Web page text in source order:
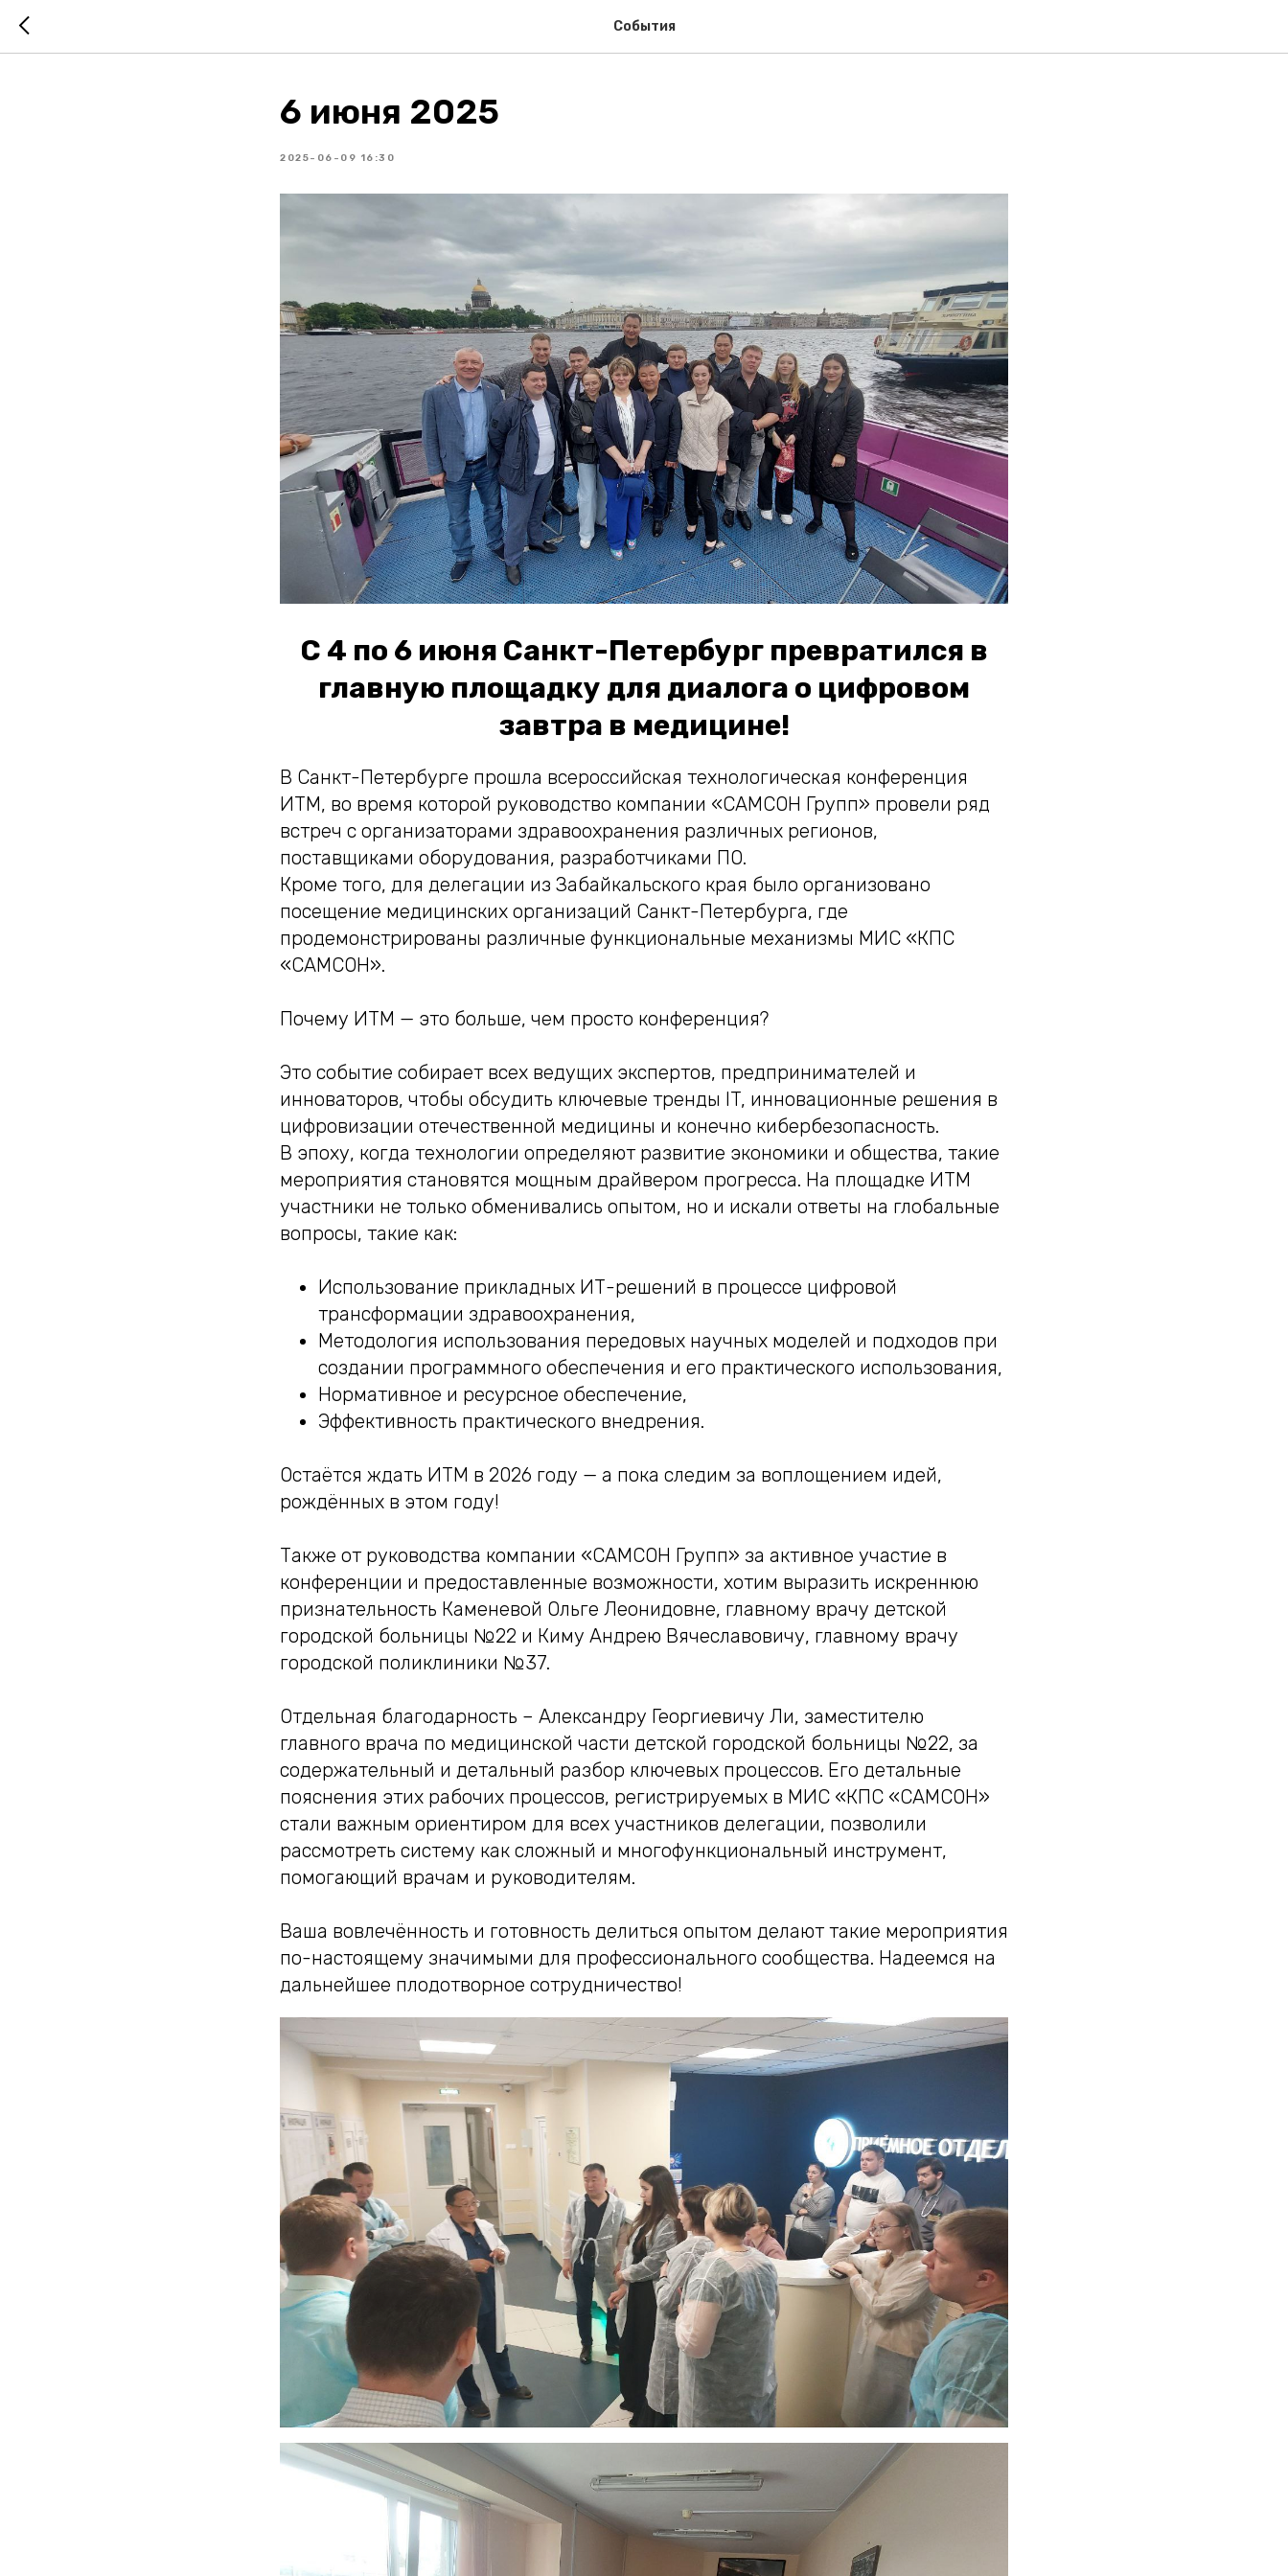
События
6 июня 2025
2025-06-09 16:30
С 4 по 6 июня Санкт-Петербург превратился в
главную площадку для диалога о цифровом
завтра в медицине!
В Санкт-Петербурге прошла всероссийская технологическая конференция
ИТМ, во время которой руководство компании «САМСОН Групп» провели ряд
встреч с организаторами здравоохранения различных регионов,
поставщиками оборудования, разработчиками ПО.
Кроме того, для делегации из Забайкальского края было организовано
посещение медицинских организаций Санкт-Петербурга, где
продемонстрированы различные функциональные механизмы МИС «КПС
«САМСОН».
Почему ИТМ — это больше, чем просто конференция?
Это событие собирает всех ведущих экспертов, предпринимателей и
инноваторов, чтобы обсудить ключевые тренды IT, инновационные решения в
цифровизации отечественной медицины и конечно кибербезопасность.
В эпоху, когда технологии определяют развитие экономики и общества, такие
мероприятия становятся мощным драйвером прогресса. На площадке ИТМ
участники не только обменивались опытом, но и искали ответы на глобальные
вопросы, такие как:
Использование прикладных ИТ-решений в процессе цифровой
трансформации здравоохранения,
Методология использования передовых научных моделей и подходов при
создании программного обеспечения и его практического использования,
Нормативное и ресурсное обеспечение,
Эффективность практического внедрения.
Остаётся ждать ИТМ в 2026 году — а пока следим за воплощением идей,
рождённых в этом году!
Также от руководства компании «САМСОН Групп» за активное участие в
конференции и предоставленные возможности, хотим выразить искреннюю
признательность Каменевой Ольге Леонидовне, главному врачу детской
городской больницы №22 и Киму Андрею Вячеславовичу, главному врачу
городской поликлиники №37.
Отдельная благодарность – Александру Георгиевичу Ли, заместителю
главного врача по медицинской части детской городской больницы №22, за
содержательный и детальный разбор ключевых процессов. Его детальные
пояснения этих рабочих процессов, регистрируемых в МИС «КПС «САМСОН»
стали важным ориентиром для всех участников делегации, позволили
рассмотреть систему как сложный и многофункциональный инструмент,
помогающий врачам и руководителям.
Ваша вовлечённость и готовность делиться опытом делают такие мероприятия
по-настоящему значимыми для профессионального сообщества. Надеемся на
дальнейшее плодотворное сотрудничество!